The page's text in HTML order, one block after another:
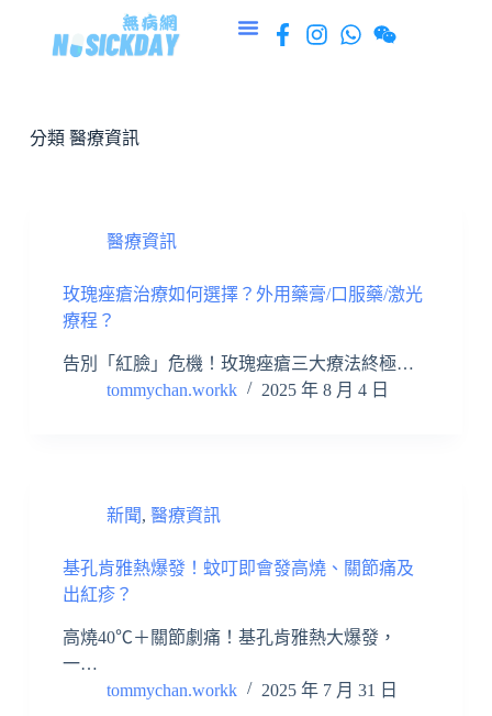
內
分類 醫療資訊
醫療資訊
玫瑰痤瘡治療如何選擇？外用藥膏/口服藥/激光
療程？
告別「紅臉」危機！玫瑰痤瘡三大療法終極…
tommychan.workk
2025 年 8 月 4 日
新聞, 醫療資訊
基孔肯雅熱爆發！蚊叮即會發高燒、關節痛及
出紅疹？
高燒40℃＋關節劇痛！基孔肯雅熱大爆發，
一…
tommychan.workk
2025 年 7 月 31 日